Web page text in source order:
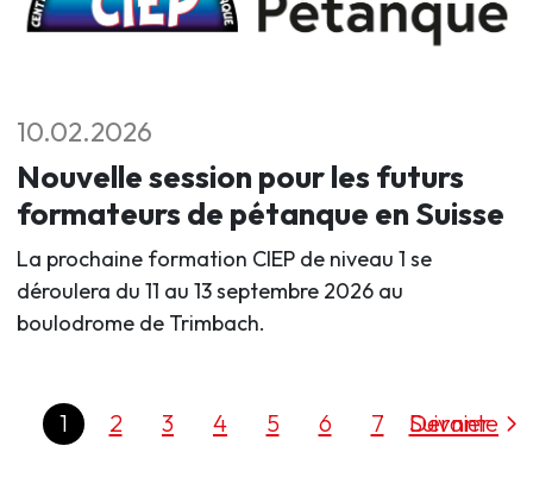
10.02.2026
Nouvelle session pour les futurs
formateurs de pétanque en Suisse
La prochaine formation CIEP de niveau 1 se
déroulera du 11 au 13 septembre 2026 au
boulodrome de Trimbach.
1 2 3 4 5 6 7 Dernier
Suivante